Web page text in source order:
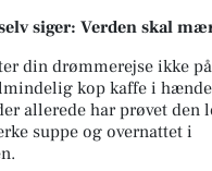
siger: Verden skal
din drømmerejse ikke
kop kaffe i
allerede har prøvet den
suppe og overnattet i